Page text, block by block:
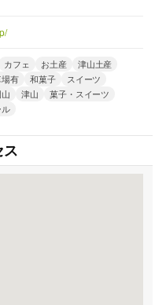
カフェ お土産
津山土産
有 和菓子
スイーツ
津山
菓子・スイーツ